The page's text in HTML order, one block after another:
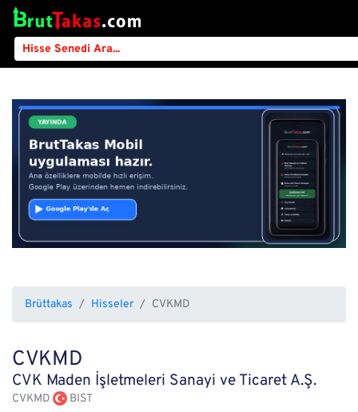
Brüttakas Hisseler CVKMD
CVKMD
CVK Maden İşletmeleri Sanayi ve Ticaret A.Ş.
CVKMD BIST